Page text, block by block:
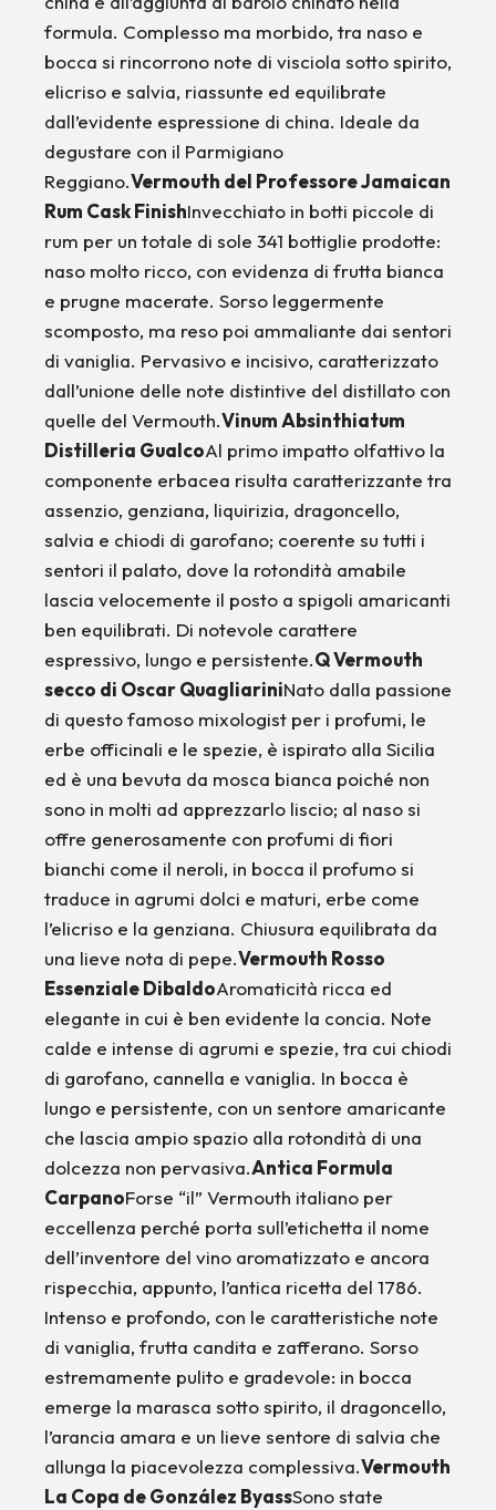
formula. Complesso ma morbido, tra naso e
bocca si rincorrono note di visciola sotto spirito,
elicriso e salvia, riassunte ed equilibrate
dall’evidente espressione di china. Ideale da
degustare con il Parmigiano
Reggiano.Vermouth del Professore Jamaican
Rum Cask FinishInvecchiato in botti piccole di
rum per un totale di sole 341 bottiglie prodotte:
naso molto ricco, con evidenza di frutta bianca
e prugne macerate. Sorso leggermente
scomposto, ma reso poi ammaliante dai sentori
di vaniglia. Pervasivo e incisivo, caratterizzato
dall’unione delle note distintive del distillato con
quelle del Vermouth.Vinum Absinthiatum
Distilleria GualcoAl primo impatto olfattivo la
componente erbacea risulta caratterizzante tra
assenzio, genziana, liquirizia, dragoncello,
salvia e chiodi di garofano; coerente su tutti i
sentori il palato, dove la rotondità amabile
lascia velocemente il posto a spigoli amaricanti
ben equilibrati. Di notevole carattere
espressivo, lungo e persistente.Q Vermouth
secco di Oscar QuagliariniNato dalla passione
di questo famoso mixologist per i profumi, le
erbe officinali e le spezie, è ispirato alla Sicilia
ed è una bevuta da mosca bianca poiché non
sono in molti ad apprezzarlo liscio; al naso si
offre generosamente con profumi di fiori
bianchi come il neroli, in bocca il profumo si
traduce in agrumi dolci e maturi, erbe come
l’elicriso e la genziana. Chiusura equilibrata da
una lieve nota di pepe.Vermouth Rosso
Essenziale DibaldoAromaticità ricca ed
elegante in cui è ben evidente la concia. Note
calde e intense di agrumi e spezie, tra cui chiodi
di garofano, cannella e vaniglia. In bocca è
lungo e persistente, con un sentore amaricante
che lascia ampio spazio alla rotondità di una
dolcezza non pervasiva.Antica Formula
CarpanoForse “il” Vermouth italiano per
eccellenza perché porta sull’etichetta il nome
dell’inventore del vino aromatizzato e ancora
rispecchia, appunto, l’antica ricetta del 1786.
Intenso e profondo, con le caratteristiche note
di vaniglia, frutta candita e zafferano. Sorso
estremamente pulito e gradevole: in bocca
emerge la marasca sotto spirito, il dragoncello,
l’arancia amara e un lieve sentore di salvia che
allunga la piacevolezza complessiva.Vermouth
La Copa de González ByassSono state